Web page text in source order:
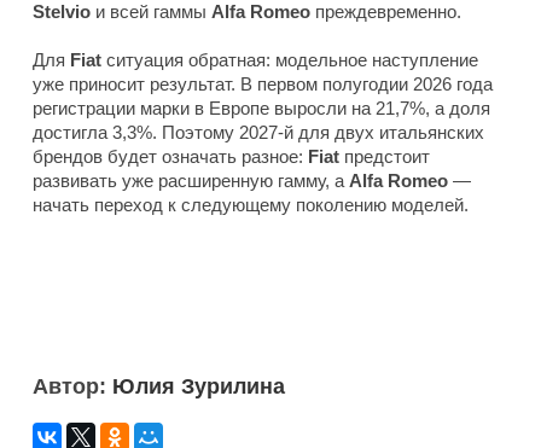
Stelvio и всей гаммы Alfa Romeo преждевременно.
Для Fiat ситуация обратная: модельное наступление
уже приносит результат. В первом полугодии 2026 года
регистрации марки в Европе выросли на 21,7%, а доля
достигла 3,3%. Поэтому 2027-й для двух итальянских
брендов будет означать разное: Fiat предстоит
развивать уже расширенную гамму, а Alfa Romeo —
начать переход к следующему поколению моделей.
Автор: Юлия Зурилина